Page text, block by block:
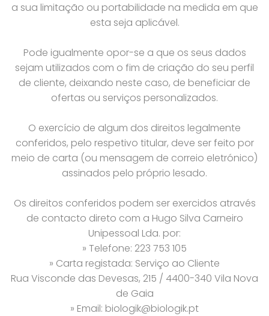
a sua limitação ou portabilidade na medida em que
esta seja aplicável.
Pode igualmente opor-se a que os seus dados
sejam utilizados com o fim de criação do seu perfil
de cliente, deixando neste caso, de beneficiar de
ofertas ou serviços personalizados.
O exercício de algum dos direitos legalmente
conferidos, pelo respetivo titular, deve ser feito por
meio de carta (ou mensagem de correio eletrónico)
assinados pelo próprio lesado.
Os direitos conferidos podem ser exercidos através
de contacto direto com a Hugo Silva Carneiro
Unipessoal Lda. por:
» Telefone: 223 753 105
» Carta registada: Serviço ao Cliente
Rua Visconde das Devesas, 215 / 4400-340 Vila Nova
de Gaia
» Email: biologik@biologik.pt